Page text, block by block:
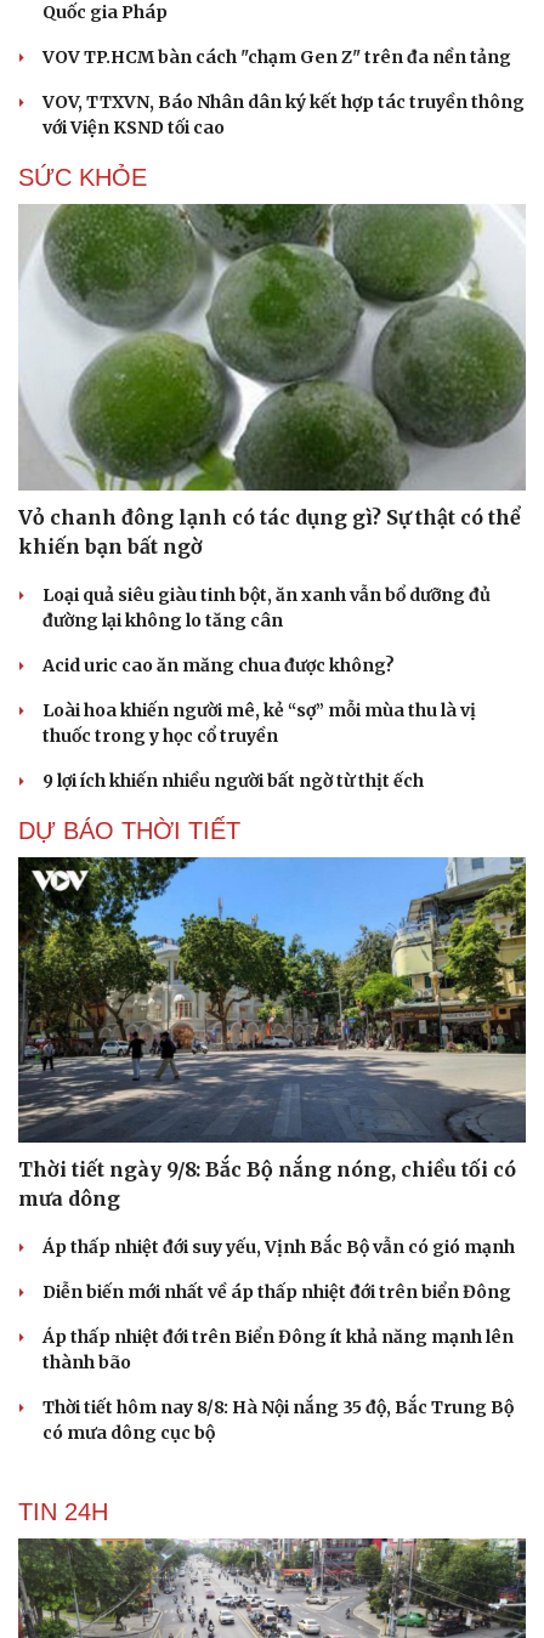
Quốc gia Pháp
VOV TP.HCM bàn cách "chạm Gen Z" trên đa nền tảng
VOV, TTXVN, Báo Nhân dân ký kết hợp tác truyền thông
với Viện KSND tối cao
SỨC KHỎE
Vỏ chanh đông lạnh có tác dụng gì? Sự thật có thể
khiến bạn bất ngờ
Loại quả siêu giàu tinh bột, ăn xanh vẫn bổ dưỡng đủ
đường lại không lo tăng cân
Acid uric cao ăn măng chua được không?
Loài hoa khiến người mê, kẻ “sợ” mỗi mùa thu là vị
thuốc trong y học cổ truyền
9 lợi ích khiến nhiều người bất ngờ từ thịt ếch
DỰ BÁO THỜI TIẾT
Thời tiết ngày 9/8: Bắc Bộ nắng nóng, chiều tối có
mưa dông
Áp thấp nhiệt đới suy yếu, Vịnh Bắc Bộ vẫn có gió mạnh
Diễn biến mới nhất về áp thấp nhiệt đới trên biển Đông
Áp thấp nhiệt đới trên Biển Đông ít khả năng mạnh lên
thành bão
Thời tiết hôm nay 8/8: Hà Nội nắng 35 độ, Bắc Trung Bộ
có mưa dông cục bộ
TIN 24H